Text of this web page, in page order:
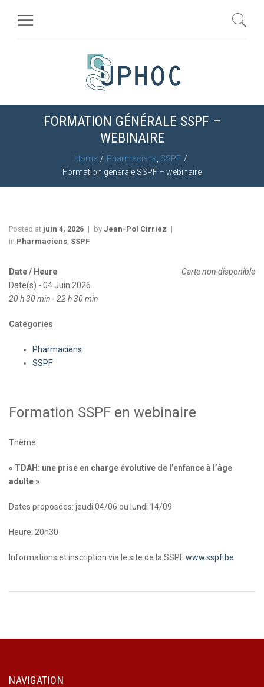
FORMATION GÉNÉRALE SSPF –
WEBINAIRE
Home Pharmaciens SSPF
Formation générale SSPF – webinaire
Posted at juin 4, 2026 by Jean-Pol Cirriez
in Pharmaciens, SSPF
Carte non disponible
Date / Heure
Date(s) - 04 Juin 2026
20 h 30 min - 22 h 30 min
Catégories
Pharmaciens
SSPF
Formation SSPF en webinaire
Thème:
« TDAH: une prise en charge évolutive de l’enfance à l’âge
adulte »
Dates proposées: jeudi 04/06 ou lundi 14/09
Heure: 20h30
Informations et inscription via le site de la SSPFwww.sspf.be
NAVIGATION